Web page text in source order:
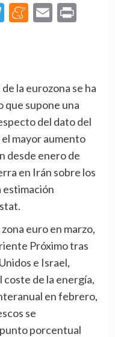
Telegram
Meneame
Email
que supone una
del dato del
mayor aumento
desde enero de
en Irán sobre los
estimación
Próximo tras
e Israel,
coste de la energía,
en febrero,
se
porcentual